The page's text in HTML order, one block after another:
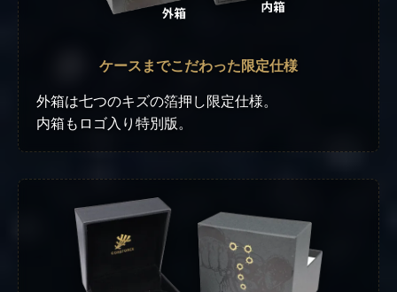
ケースまでこだわった限定仕様
外箱は七つのキズの箔押し限定仕様。
内箱もロゴ入り特別版。